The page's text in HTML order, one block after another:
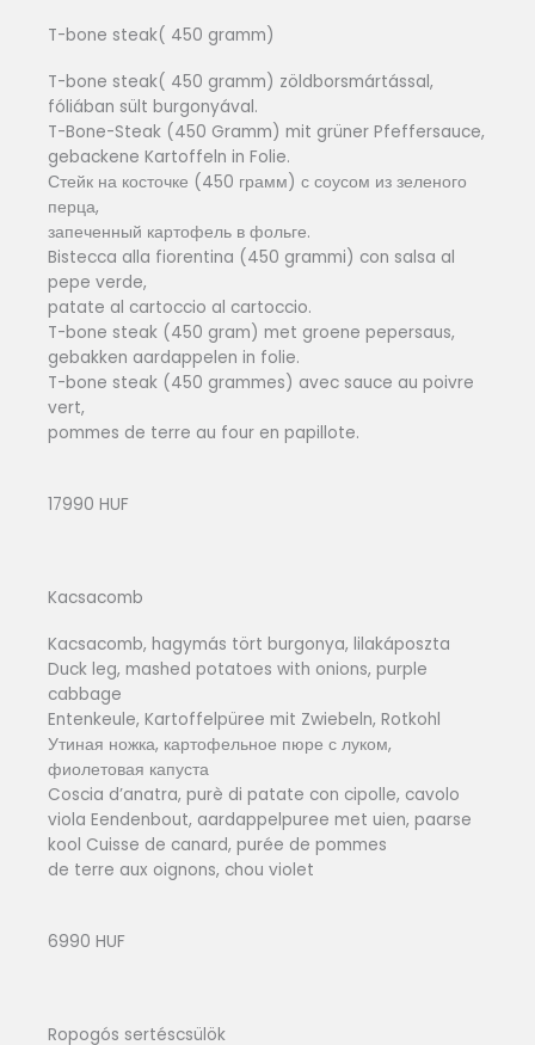
T-bone steak( 450 gramm)
T-bone steak( 450 gramm) zöldborsmártással,
fóliában sült burgonyával.
T-Bone-Steak (450 Gramm) mit grüner Pfeffersauce,
gebackene Kartoffeln in Folie.
Стейк на косточке (450 грамм) с соусом из зеленого
перца,
запеченный картофель в фольге.
Bistecca alla fiorentina (450 grammi) con salsa al
pepe verde,
patate al cartoccio al cartoccio.
T-bone steak (450 gram) met groene pepersaus,
gebakken aardappelen in folie.
T-bone steak (450 grammes) avec sauce au poivre
vert,
pommes de terre au four en papillote.
17990 HUF
Kacsacomb
Kacsacomb, hagymás tört burgonya, lilakáposzta
Duck leg, mashed potatoes with onions, purple
cabbage
Entenkeule, Kartoffelpüree mit Zwiebeln, Rotkohl
Утиная ножка, картофельное пюре с луком,
фиолетовая капуста
Coscia d’anatra, purè di patate con cipolle, cavolo
viola Eendenbout, aardappelpuree met uien, paarse
kool Cuisse de canard, purée de pommes
de terre aux oignons, chou violet
6990 HUF
Ropogós sertéscsülök